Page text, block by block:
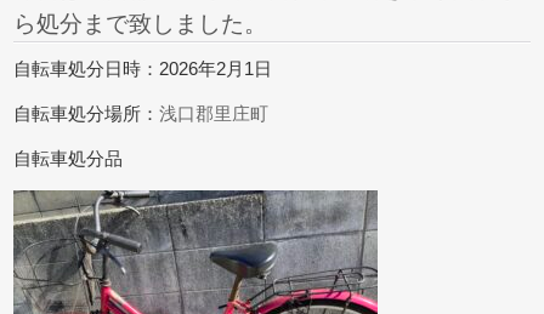
ら処分まで致しました。
自転車処分日時：2026年2月1日
自転車処分場所：浅口郡里庄町
自転車処分品